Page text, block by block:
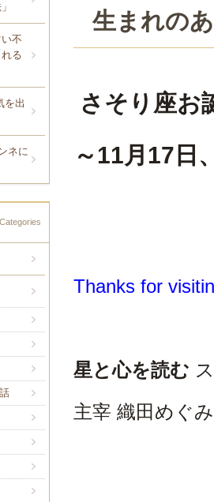
不
る
を出
ネに
Categories
生まれの
さそり座お
～11月17日
Thanks for
星と心を読む
主宰 織田めぐ